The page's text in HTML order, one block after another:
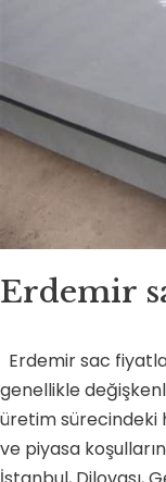
Erdemir
Erdemir sac
genellikle
üretim sürecindeki
ve piyasa